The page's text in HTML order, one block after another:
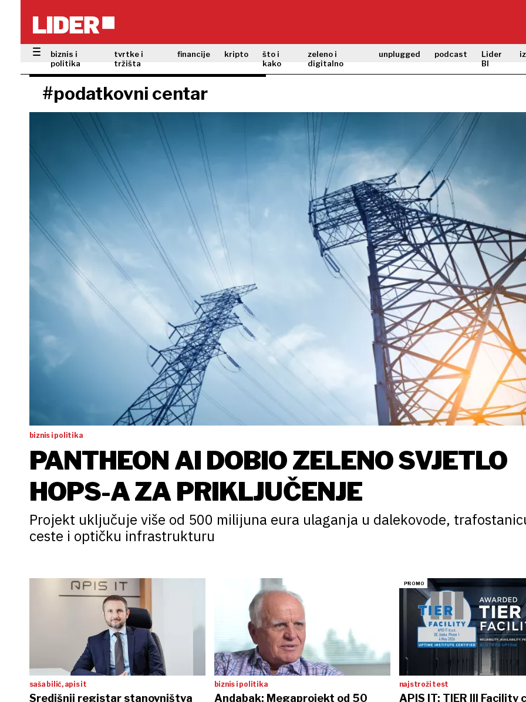
biznis i
politika
tvrtke i
tržišta
financije kripto
što i
kako
zeleno i
digitalno
unplugged podcast
Lider
BI
#podatkovni centar
biznis i politika
PANTHEON AI DOBIO ZELENO SVJETLO
HOPS-A ZA PRIKLJUČENJE
Projekt uključuje više od 500 milijuna eura ulaganja u dalekovode,
ceste i optičku infrastrukturu
saša bilić, apis it
Središnji registar stanovništva
biznis i politika
Andabak: Megaprojekt od 50
najstroži test
APIS IT: TIER III